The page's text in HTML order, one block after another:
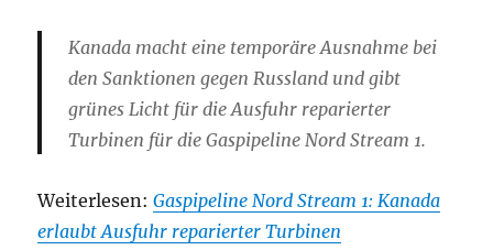
Kanada macht eine temporäre Ausnahme bei
den Sanktionen gegen Russland und gibt
grünes Licht für die Ausfuhr reparierter
Turbinen für die Gaspipeline Nord Stream 1.
Weiterlesen:Gaspipeline Nord Stream 1: Kanada
erlaubt Ausfuhr reparierter Turbinen